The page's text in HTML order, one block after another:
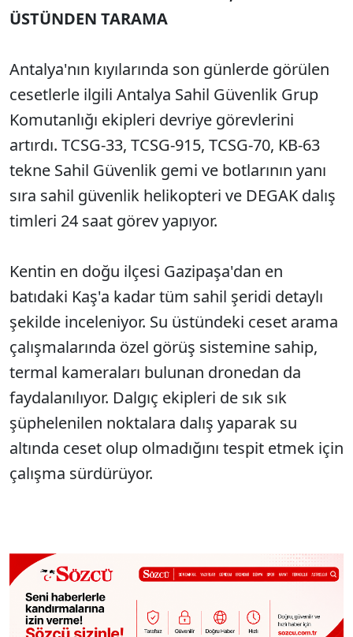
ÜSTÜNDEN TARAMA
Antalya'nın kıyılarında son günlerde görülen
cesetlerle ilgili Antalya Sahil Güvenlik Grup
Komutanlığı ekipleri devriye görevlerini
artırdı. TCSG-33, TCSG-915, TCSG-70, KB-63
tekne Sahil Güvenlik gemi ve botlarının yanı
sıra sahil güvenlik helikopteri ve DEGAK dalış
timleri 24 saat görev yapıyor.
Kentin en doğu ilçesi Gazipaşa'dan en
batıdaki Kaş'a kadar tüm sahil şeridi detaylı
şekilde inceleniyor. Su üstündeki ceset arama
çalışmalarında özel görüş sistemine sahip,
termal kameraları bulunan dronedan da
faydalanılıyor. Dalgıç ekipleri de sık sık
şüphelenilen noktalara dalış yaparak su
altında ceset olup olmadığını tespit etmek için
çalışma sürdürüyor.